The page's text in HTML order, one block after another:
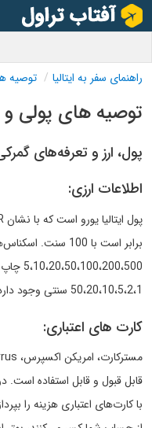
راهنمای سفر به ایتالیا توصیه
توصیه های پولی و
پول، ارز و تعرفه‌های گمرکی
اطلاعات ارزی:
برابر است با 100
50،20،10،5،2،1 سنتی وجود دارد.
کارت های اعتباری:
قابل قبول و قابل استفاده است.
با کارت‌های اعتباری هزینه را